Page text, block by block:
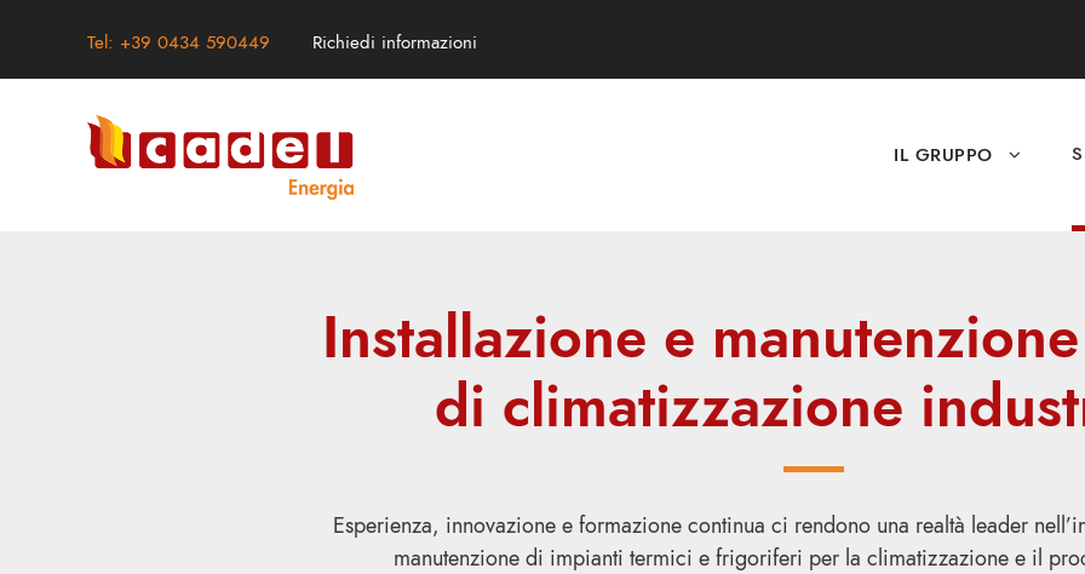
Tel: +39 0434 590449 Richiedi informazioni
IL GRUPPO
Installazione e
di climatizzazione
Esperienza, innovazione e formazione continua ci rendono una realtà leader
manutenzione di impianti termici e frigoriferi per la climatizzazione e il